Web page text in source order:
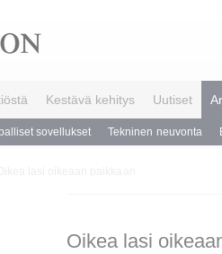
Kestävä kehitys Uutiset
sovellukset Tekninen neuvonta
Oikea lasi